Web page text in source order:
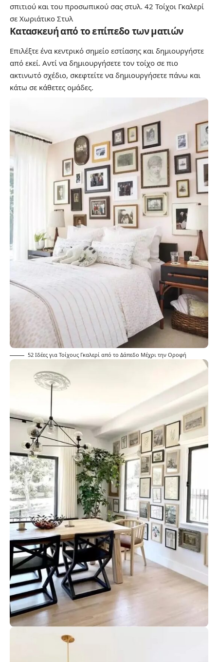
σπιτιού και του προσωπικού σας στυλ. 42 Τοίχοι Γκαλερί
σε Χωριάτικο Στυλ
Κατασκευή από το επίπεδο των ματιών
Επιλέξτε ένα κεντρικό σημείο εστίασης και δημιουργήστε
από εκεί. Αντί να δημιουργήσετε τον τοίχο σε πιο
ακτινωτό σχέδιο, σκεφτείτε να δημιουργήσετε πάνω και
κάτω σε κάθετες ομάδες.
52 Ιδέες για Τοίχους Γκαλερί από το Δάπεδο Μέχρι την Οροφή